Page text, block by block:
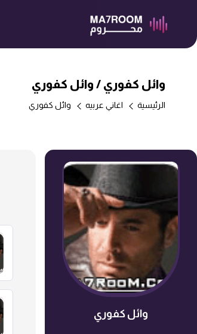
وائل كفوري / وائل كفوري
الرئيسية اغاني عربيه وائل كفوري
وائل كفوري